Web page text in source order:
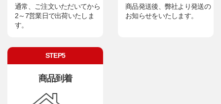
通常、ご注文いただいてから
2～7営業日で出荷いたしま
す。
商品発送後、弊社より発送の
お知らせをいたします。
STEP5
商品到着